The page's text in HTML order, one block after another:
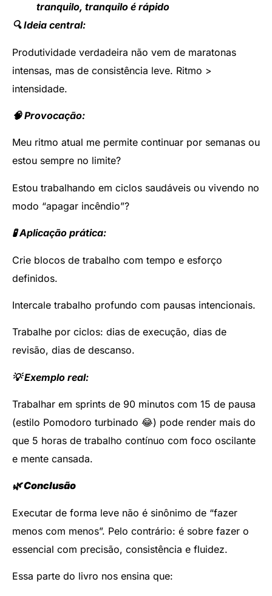
tranquilo, tranquilo é rápido
🔍 Ideia central:
Produtividade verdadeira não vem de maratonas
intensas, mas de consistência leve. Ritmo >
intensidade.
🧠 Provocação:
Meu ritmo atual me permite continuar por semanas ou
estou sempre no limite?
Estou trabalhando em ciclos saudáveis ou vivendo no
modo “apagar incêndio”?
🧪 Aplicação prática:
Crie blocos de trabalho com tempo e esforço
definidos.
Intercale trabalho profundo com pausas intencionais.
Trabalhe por ciclos: dias de execução, dias de
revisão, dias de descanso.
💡 Exemplo real:
Trabalhar em sprints de 90 minutos com 15 de pausa
(estilo Pomodoro turbinado 😂) pode render mais do
que 5 horas de trabalho contínuo com foco oscilante
e mente cansada.
🌿 Conclusão
Executar de forma leve não é sinônimo de “fazer
menos com menos”. Pelo contrário: é sobre fazer o
essencial com precisão, consistência e fluidez.
Essa parte do livro nos ensina que: